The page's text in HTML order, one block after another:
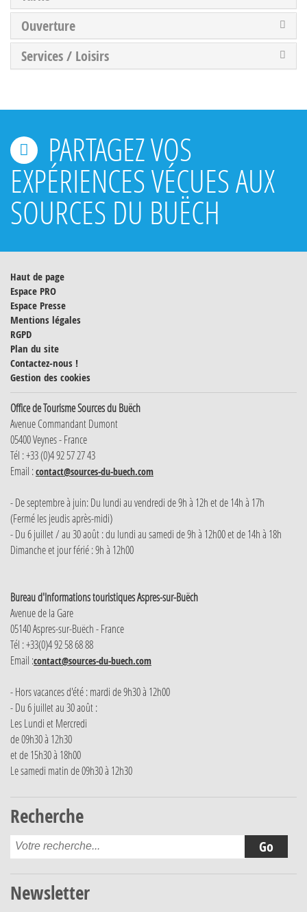
Ouverture
Services / Loisirs
PARTAGEZ VOS
EXPÉRIENCES VÉCUES AUX
SOURCES DU BUËCH
Haut de page
Espace PRO
Espace Presse
Mentions légales
RGPD
Plan du site
Contactez-nous !
Gestion des cookies
Office de Tourisme Sources du Buëch
Avenue Commandant Dumont
05400 Veynes - France
Tél : +33 (0)4 92 57 27 43
Email :contact@sources-du-buech.com
- De septembre à juin: Du lundi au vendredi de 9h à 12h et de 14h à 17h
(Fermé les jeudis après-midi)
- Du 6 juillet / au 30 août : du lundi au samedi de 9h à 12h00 et de 14h à 18h
Dimanche et jour férié : 9h à 12h00
Bureau d'Informations touristiques Aspres-sur-Buëch
Avenue de la Gare
05140 Aspres-sur-Buëch - France
Tél : +33(0)4 92 58 68 88
Email :contact@sources-du-buech.com
- Hors vacances d'été : mardi de 9h30 à 12h00
- Du 6 juillet au 30 août :
Les Lundi et Mercredi
de 09h30 à 12h30
et de 15h30 à 18h00
Le samedi matin de 09h30 à 12h30
Recherche
Newsletter